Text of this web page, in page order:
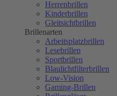
Herrenbrillen
Kinderbrillen
Gleitsichtbrillen
Brillenarten
Arbeitsplatzbrillen
Lesebrillen
Sportbrillen
Blaulichtfilterbrillen
Low-Vision
Gaming-Brillen